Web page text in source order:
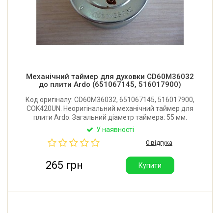
Механічний таймер для духовки CD60M36032
до плити Ardo (651067145, 516017900)
Код оригіналу: CD60M36032, 651067145, 516017900,
COK420UN. Неоригінальний механічний таймер для
плити Ardo. Загальний діаметр таймера: 55 мм.
Довжина штока: 15 мм. Діаметр штока: 7х5 мм.
хвилин.
У наявності
0 відгука
265 грн Купити